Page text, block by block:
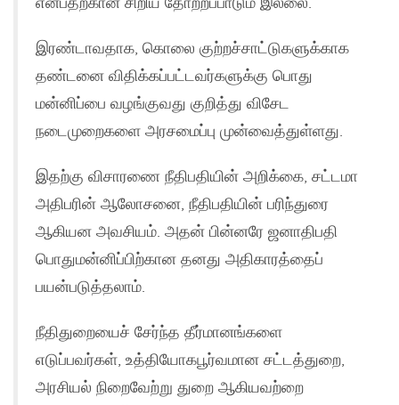
இரண்டாவதாக, கொலை குற்றச்சாட்டுகளுக்காக
தண்டனை விதிக்கப்பட்டவர்களுக்கு பொது
மன்னிப்பை வழங்குவது குறித்து விசேட
நடைமுறைகளை அரசமைப்பு முன்வைத்துள்ளது.
இதற்கு விசாரணை நீதிபதியின் அறிக்கை, சட்டமா
அதிபரின் ஆலோசனை, நீதிபதியின் பரிந்துரை
ஆகியன அவசியம். அதன் பின்னரே ஜனாதிபதி
பொதுமன்னிப்பிற்கான தனது அதிகாரத்தைப்
பயன்படுத்தலாம்.
நீதிதுறையைச் சேர்ந்த தீர்மானங்களை
எடுப்பவர்கள், உத்தியோகபூர்வமான சட்டத்துறை,
அரசியல் நிறைவேற்று துறை ஆகியவற்றை